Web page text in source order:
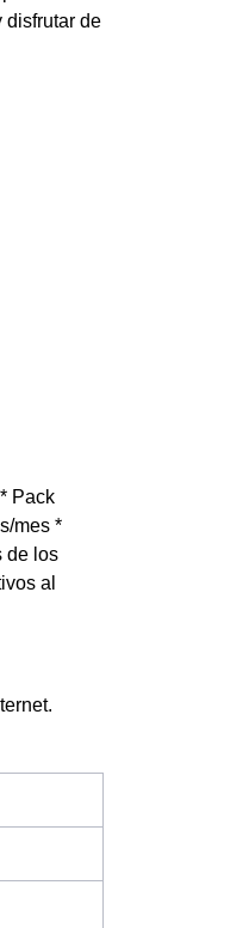
disfrutar de
Pack
mes *
de los
al